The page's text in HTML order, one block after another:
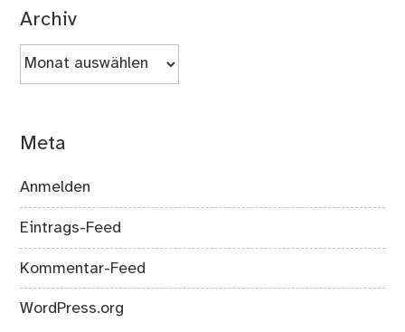
Archiv
Archiv
Meta
Anmelden
Eintrags-Feed
Kommentar-Feed
WordPress.org